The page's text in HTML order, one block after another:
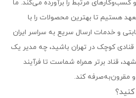
و کسب‌وکارهای مرتبط را برآورده می‌کند. ما
هستیم تا بهترین محصولات را با
و خدمات ارسال سریع به سراسر ایران
کوچک در تهران باشید، چه مدیر یک
قناد برتر همراه شماست تا فرآیند
مقرون‌به‌صرفه کند.
کنید؟